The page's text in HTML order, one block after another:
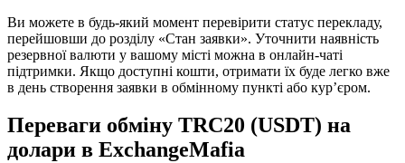
Ви можете в будь-який момент перевірити статус перекладу,
перейшовши до розділу «Стан заявки». Уточнити наявність
резервної валюти у вашому місті можна в онлайн-чаті
підтримки. Якщо доступні кошти, отримати їх буде легко вже
в день створення заявки в обмінному пункті або кур’єром.
Переваги обміну TRC20 (USDT) на
долари в ExchangeMafia